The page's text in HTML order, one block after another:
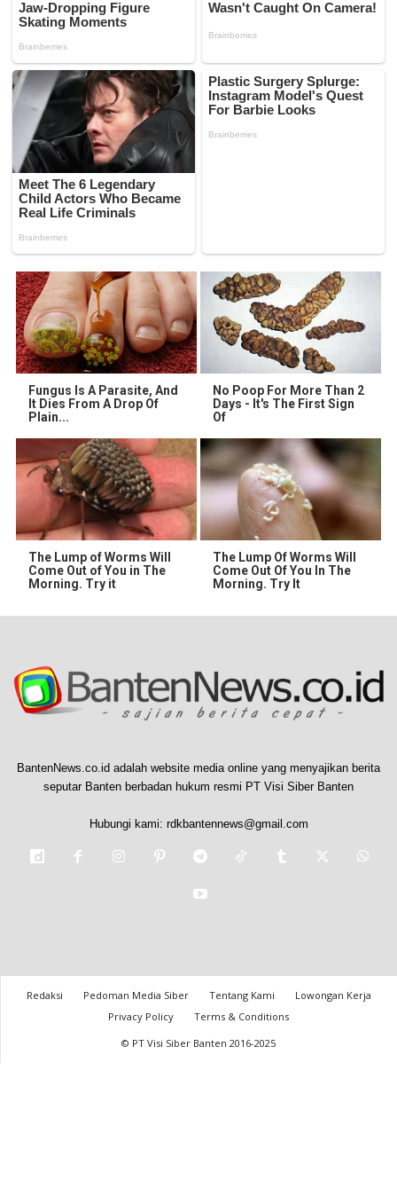
Fungus Is A Parasite, And
It Dies From A Drop Of
Plain...
No Poop For More Than 2
Days - It's The First Sign
Of
The Lump of Worms Will
Come Out of You in The
Morning. Try it
The Lump Of Worms Will
Come Out Of You In The
Morning. Try It
BantenNews.co.id adalah website media online yang menyajikan berita
seputar Banten berbadan hukum resmi PT Visi Siber Banten
Hubungi kami: rdkbantennews@gmail.com
Redaksi Pedoman Media Siber Tentang Kami
Lowongan Kerja
Privacy Policy
Terms & Conditions
© PT Visi Siber Banten 2016-2025